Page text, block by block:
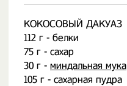
КОКОСОВЫЙ ДАКУАЗ
112 г - белки
75 г - сахар
30 г - миндальная мука
105 г - сахарная пудра